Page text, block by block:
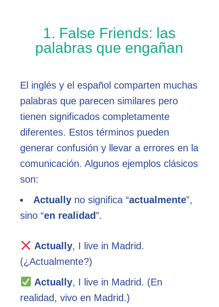
1. False Friends: las
palabras que engañan
El inglés y el español comparten muchas
palabras que parecen similares pero
tienen significados completamente
diferentes. Estos términos pueden
generar confusión y llevar a errores en la
comunicación. Algunos ejemplos clásicos
son:
Actually no significa “actualmente”,
sino “en realidad”.
Actually, I live in Madrid.
(¿Actualmente?)
Actually, I live in Madrid. (En
realidad, vivo en Madrid.)